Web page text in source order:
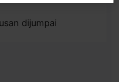
dijumpai